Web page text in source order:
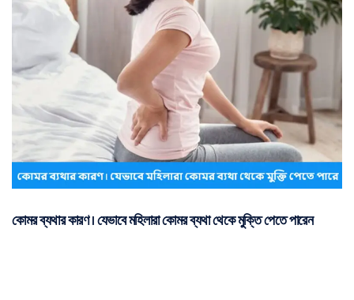
কোমর ব্যথার কারণ | যেভাবে মহিলারা কোমর ব্যথা থেকে মুক্তি পেতে পারেন